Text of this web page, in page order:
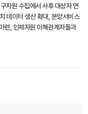
자원 수집에서 사후 대상자 연
데이터 생산 확대, 분양서비스
련, 인체자원 이해관계자들과